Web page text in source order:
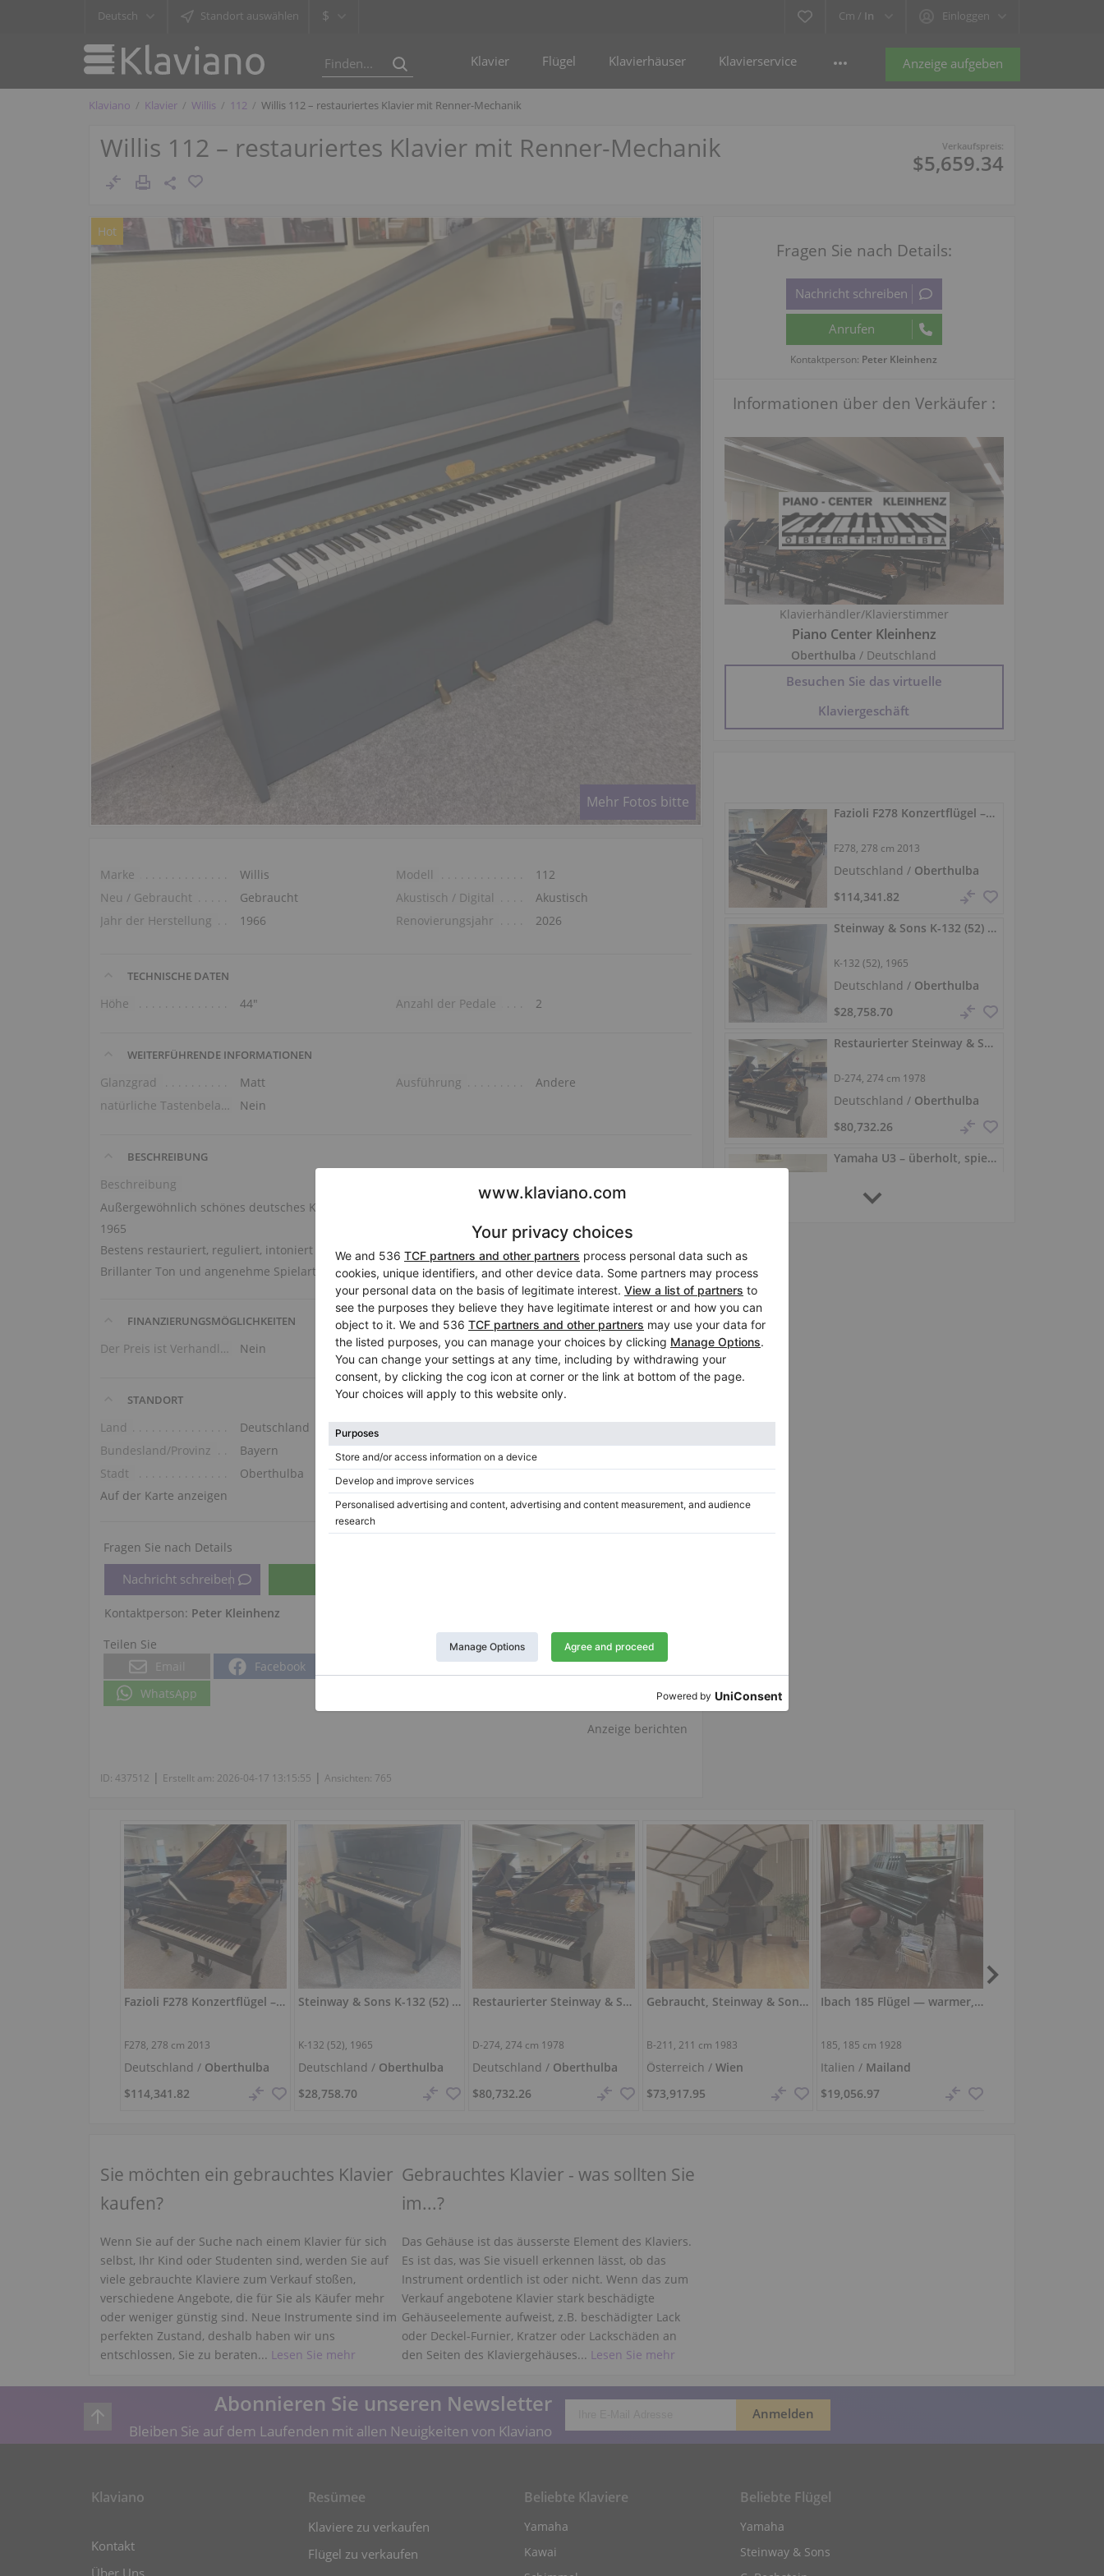
Deutsch Standort auswählen $ Cm / In Einloggen
Anzeige aufgeben
Klavier Flügel Klavierhäuser Klavierservice
Klaviano Klavier Willis 112 Willis 112 – restauriertes Klavier mit Renner-Mechanik
Willis 112 – restauriertes Klavier mit Renner-Mechanik Verkaufspreis:
$5,659.34
Hot
Mehr Fotos bitte
Marke Willis Modell
112
Neu / Gebraucht
Gebraucht Akustisch / Digital
Akustisch
Jahr der Herstellung
1966 Renovierungsjahr 2026
TECHNISCHE DATEN
Höhe 44″ Anzahl der Pedale 2
WEITERFÜHRENDE INFORMATIONEN
Glanzgrad Matt Ausführung
Andere
natürliche Tastenbelag
Nein
BESCHREIBUNG
Beschreibung
Außergewöhnlich schönes deutsches Klavier mit Flügeldeckel und Renner-Mechanik aus Landshut ca.
1965
Bestens restauriert, reguliert, intoniert und gestimmt. Ausführung modern in Anthrazit-Lackierung.
Brillanter Ton und angenehme Spielart.
FINANZIERUNGSMÖGLICHKEITEN
Der Preis ist Verhandlungssache Nein Klavierstimmung im Preis Nein
STANDORT
Land
Deutschland
Bundesland/Provinz
Bayern
Stadt
Oberthulba
Auf der Karte anzeigen
Fragen Sie nach Details
Kontaktperson: Peter Kleinhenz
Teilen Sie
Email
Facebook LinkedIn
Pinterest
WhatsApp
Anzeige berichten
ID:437512 | Erstellt am: 2026-04-17 13:15:55 |Ansichten: 765
Fragen Sie nach Details:
Kontaktperson: Peter Kleinhenz
Informationen über den Verkäufer :
Klavierhändler/Klavierstimmer
Piano Center Kleinhenz
Oberthulba / Deutschland
Besuchen Sie das virtuelle
Klaviergeschäft
Fazioli F278 Konzertflügel – kraftvoller Klang, wie neu
F278, 278 cm 2013
Deutschland / Oberthulba
$114,341.82
Steinway & Sons K-132 (52) – renoviert, Konzertklavier 132 cm
K-132 (52), 1965
Deutschland / Oberthulba
$28,758.70
Restaurierter Steinway & Sons D‑274 – Schwarz poliert
D-274, 274 cm 1978
Deutschland / Oberthulba
$80,732.26
Yamaha U3 – überholt, spielbereit, 131 cm Hochglanz
U3, 1985
Fazioli F278 Konzertflügel – kraftvoller Klang, wie neu
F278, 278 cm 2013
Deutschland / Oberthulba
$114,341.82
Steinway & Sons K-132 (52) – renoviert, Konzertklavier 132 cm
K-132 (52), 1965
Deutschland / Oberthulba
$28,758.70
Restaurierter Steinway & Sons D‑274 – Schwarz poliert
D-274, 274 cm 1978
Deutschland / Oberthulba
$80,732.26
Gebraucht, Steinway & Sons, B-211
B-211, 211 cm 1983
Österreich /Wien
$73,917.95
Ibach 185 Flügel — warmer, runder Klangcharakter
185, 185 cm 1928
Italien / Mailand
$19,056.97
Sie möchten ein gebrauchtes Klavier
kaufen?
Wenn Sie auf der Suche nach einem Klavier für sich
selbst, Ihr Kind oder Studenten sind, werden Sie auf
viele gebrauchte Klaviere zum Verkauf stoßen,
verschiedene Angebote, die für Sie als Käufer mehr
oder weniger günstig sind. Neue Instrumente sind im
perfekten Zustand, deshalb haben wir uns
entschlossen, Sie zu beraten... Lesen Sie mehr
Gebrauchtes Klavier - was sollten Sie
im...?
Das Gehäuse ist das äusserste Element des Klaviers.
Es ist das, was Sie visuell erkennen lässt, ob das
Instrument ordentlich ist oder nicht. Wenn das zum
Verkauf angebotene Klavier stark beschädigte
Gehäuseelemente aufweist, z.B. beschädigter Lack
oder Deckel-Furnier, Kratzer oder Lackschäden an
den Seiten des Klaviergehäuses... Lesen Sie mehr
Abonnieren Sie unseren Newsletter
Bleiben Sie auf dem Laufenden mit allen Neuigkeiten von Klaviano
Klaviano
Kontakt
Über Uns
Resümee
Klaviere zu verkaufen
Flügel zu verkaufen
Beliebte Klaviere
Yamaha
Kawai
Beliebte Flügel
Yamaha
Steinway & Sons